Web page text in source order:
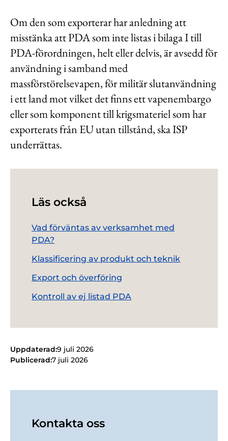
Om den som exporterar har anledning att
misstänka att PDA som inte listas i bilaga I till
PDA-förordningen, helt eller delvis, är avsedd för
användning i samband med
massförstörelsevapen, för militär slutanvändning
i ett land mot vilket det finns ett vapenembargo
eller som komponent till krigsmateriel som har
exporterats från EU utan tillstånd, ska ISP
underrättas.
Läs också
Vad förväntas av verksamhet med
PDA?
Klassificering av produkt och teknik
Export och överföring
Kontroll av ej listad PDA
Uppdaterad:9 juli 2026
Publicerad:7 juli 2026
Kontakta oss